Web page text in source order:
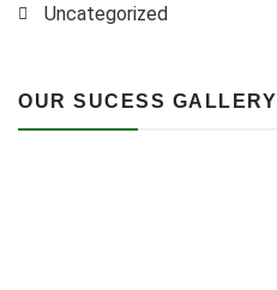
Uncategorized
OUR SUCESS GALLERY